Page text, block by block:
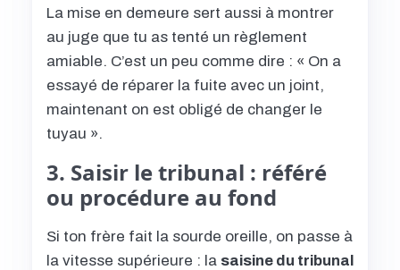
La mise en demeure sert aussi à montrer
au juge que tu as tenté un règlement
amiable. C’est un peu comme dire : « On a
essayé de réparer la fuite avec un joint,
maintenant on est obligé de changer le
tuyau ».
3. Saisir le tribunal : référé
ou procédure au fond
Si ton frère fait la sourde oreille, on passe à
la vitesse supérieure : la saisine du tribunal